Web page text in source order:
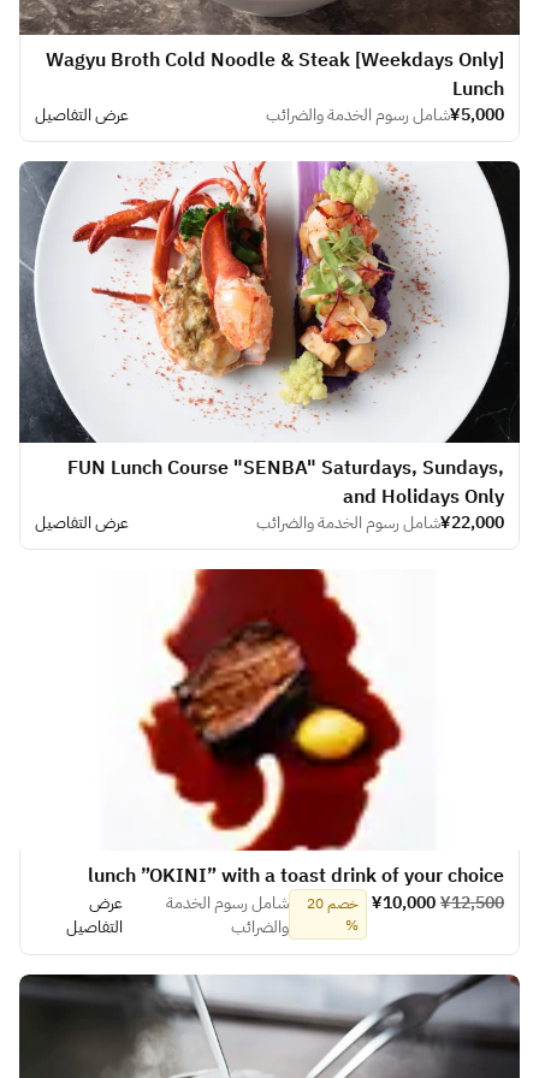
[Weekdays Only] Wagyu Broth Cold Noodle & Steak
Lunch
¥5,000شامل رسوم الخدمة والضرائب عرض التفاصيل
FUN Lunch Course "SENBA" Saturdays, Sundays,
and Holidays Only
¥22,000شامل رسوم الخدمة والضرائب عرض التفاصيل
lunch ”OKINI” with a toast drink of your choice
¥12,500
¥10,000
خصم 20
%
شامل رسوم الخدمة
والضرائب
عرض
التفاصيل